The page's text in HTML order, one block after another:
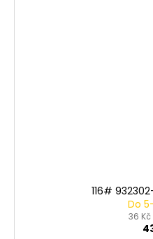
116#
Do
36 Kč